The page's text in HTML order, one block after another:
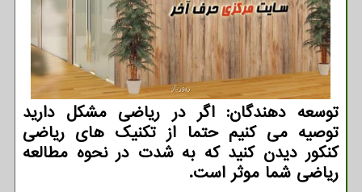
توسعه دهندگان: اگر در ریاضی مشكل دارید
توصیه می كنیم حتما از تكنیك های ریاضی
كنكور دیدن كنید كه به شدت در نحوه مطالعه
ریاضی شما موثر است.